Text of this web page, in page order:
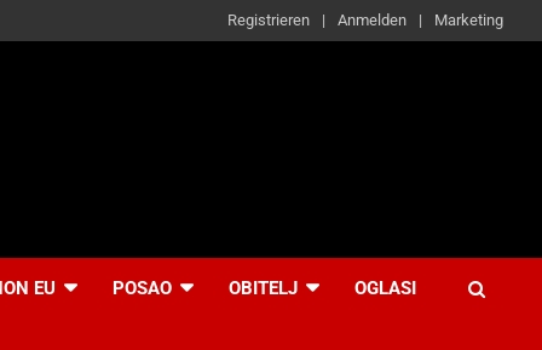
Registrieren Anmelden Marketing
EU POSAO OBITELJ OGLASI